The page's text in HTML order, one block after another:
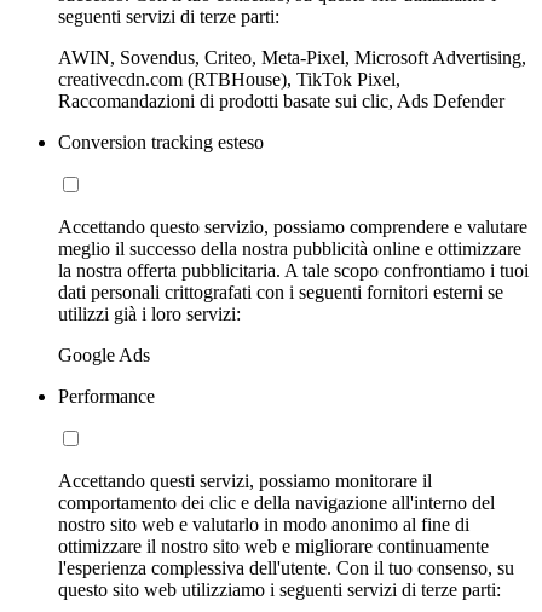
seguenti servizi di terze parti:
AWIN, Sovendus, Criteo, Meta-Pixel, Microsoft Advertising,
creativecdn.com (RTBHouse), TikTok Pixel,
Raccomandazioni di prodotti basate sui clic, Ads Defender
Conversion tracking esteso
Accettando questo servizio, possiamo comprendere e valutare
meglio il successo della nostra pubblicità online e ottimizzare
la nostra offerta pubblicitaria. A tale scopo confrontiamo i tuoi
dati personali crittografati con i seguenti fornitori esterni se
utilizzi già i loro servizi:
Google Ads
Performance
Accettando questi servizi, possiamo monitorare il
comportamento dei clic e della navigazione all'interno del
nostro sito web e valutarlo in modo anonimo al fine di
ottimizzare il nostro sito web e migliorare continuamente
l'esperienza complessiva dell'utente. Con il tuo consenso, su
questo sito web utilizziamo i seguenti servizi di terze parti: